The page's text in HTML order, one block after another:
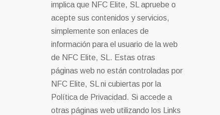
implica que NFC Elite, SL apruebe o
acepte sus contenidos y servicios,
simplemente son enlaces de
información para el usuario de la web
de NFC Elite, SL. Estas otras
páginas web no están controladas por
NFC Elite, SL ni cubiertas por la
Política de Privacidad. Si accede a
otras páginas web utilizando los Links